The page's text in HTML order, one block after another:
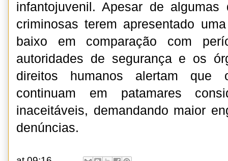
infantojuvenil. Apesar de algumas
criminosas terem apresentado
baixo em comparação com
autoridades de segurança e os
direitos humanos alertam que
continuam em patamares
inaceitáveis, demandando maior
denúncias.